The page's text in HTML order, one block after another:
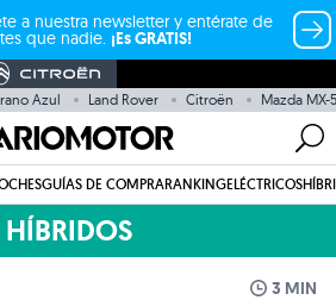
a nuestra newsletter y entérate de
que nadie. ¡Es GRATIS!
Azul Land Rover Citroën Mazda MX-5
GUÍAS DE COMPRARANKINGELÉCTRICOS
HÍBRIDOS
3 MIN